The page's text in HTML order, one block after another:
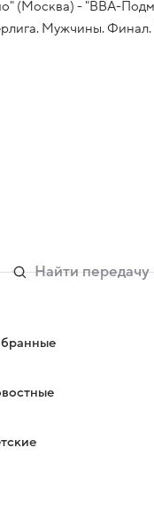
(Москва) - "ВВА-
Мужчины.